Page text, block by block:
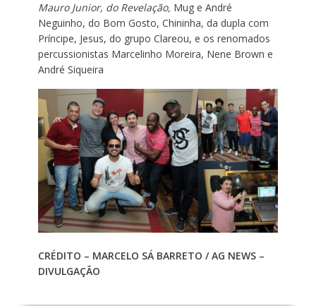
Mauro Junior, do Revelação, Mug e André
Neguinho, do Bom Gosto, Chininha, da dupla com
Príncipe, Jesus, do grupo Clareou, e os renomados
percussionistas Marcelinho Moreira, Nene Brown e
André Siqueira
CRÉDITO – MARCELO SÁ BARRETO / AG NEWS –
DIVULGAÇÃO